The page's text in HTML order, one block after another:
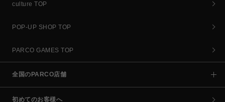
culture TOP
POP-UP SHOP TOP
PARCO GAMES TOP
全国のPARCO店舗
初めてのお客様へ